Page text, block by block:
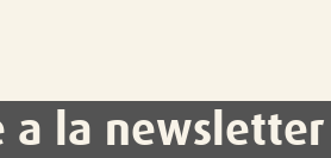
a la newsletter